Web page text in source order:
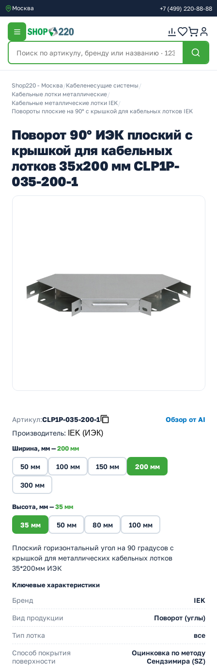
Москва +7 (499) 220-88-88
Shop220 - Москва /Кабеленесущие системы /
Кабельные лотки металлические/
Кабельные металлические лотки IEK/
Повороты плоские на 90° с крышкой для кабельных лотков IEK
Поворот 90° ИЭК плоский с
крышкой для кабельных
лотков 35х200 мм CLP1P-
035-200-1
Артикул:CLP1P-035-200-1
Обзор от AI
Производитель: IEK (ИЭК)
Ширина, мм —200 мм
50 мм 100 мм 150 мм 200 мм
300 мм
Высота, мм —35 мм
35 мм 50 мм 80 мм 100 мм
Плоский горизонтальный угол на 90 градусов с
крышкой для металлических кабельных лотков
35*200мм ИЭК
Ключевые характеристики
Бренд IEK
Вид продукции Поворот (углы)
Тип лотка все
Способ покрытия
поверхности
Оцинковка по методу
Сендзимира (SZ)